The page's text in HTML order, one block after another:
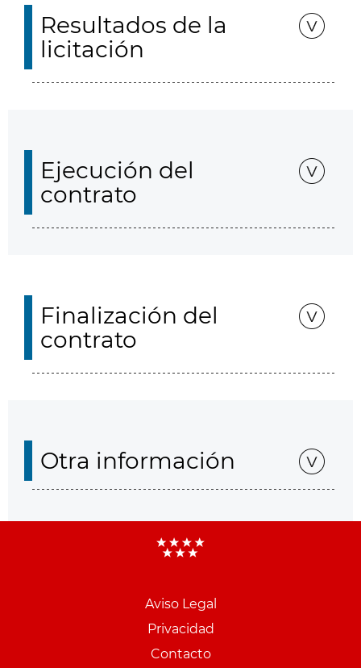
Resultados de la
licitación
Ejecución del
contrato
Finalización del
contrato
Otra información
Aviso Legal
Privacidad
Contacto